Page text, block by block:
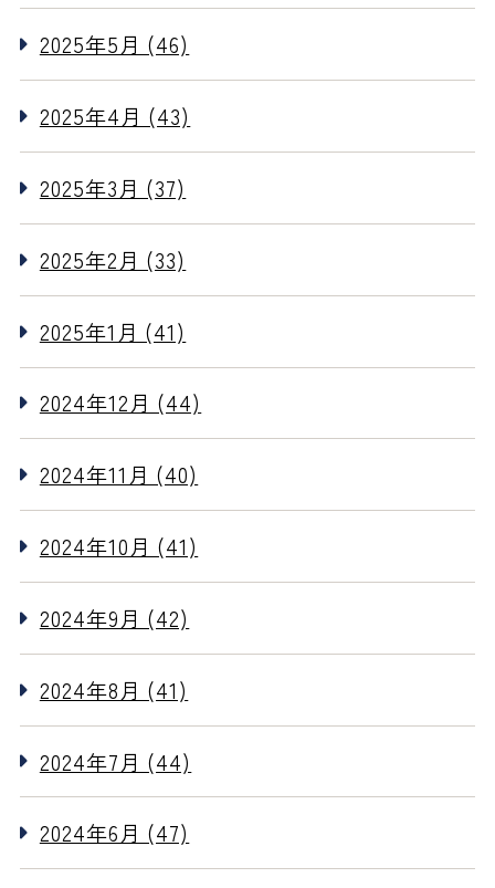
2025年5月 (46)
2025年4月 (43)
2025年3月 (37)
2025年2月 (33)
2025年1月 (41)
2024年12月 (44)
2024年11月 (40)
2024年10月 (41)
2024年9月 (42)
2024年8月 (41)
2024年7月 (44)
2024年6月 (47)